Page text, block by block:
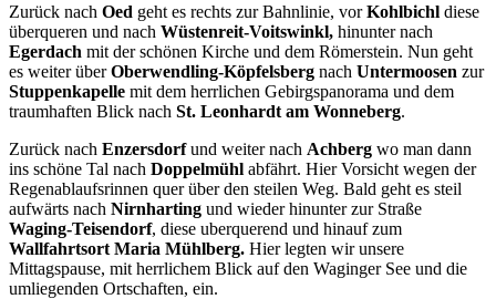
Zurück nach Oed geht es rechts zur Bahnlinie, vorKohlbichl diese
überqueren und nach Wüstenreit-Voitswinkl, hinunter nach
Egerdach mit der schönen Kirche und dem Römerstein. Nun geht
es weiter überOberwendling-Köpfelsberg nach Untermoosen zur
Stuppenkapelle mit dem herrlichen Gebirgspanorama und dem
traumhaften Blick nach St. Leonhardt am Wonneberg.
Zurück nach Enzersdorfund weiter nach Achberg wo man dann
ins schöne Tal nach Doppelmühl abfährt. Hier Vorsicht wegen der
Regenablaufsrinnen quer über den steilen Weg. Bald geht es steil
aufwärts nach Nirnharting und wieder hinunter zur Straße
Waging-Teisendorf, diese uberquerend und hinauf zum
Wallfahrtsort Maria Mühlberg. Hier legten wir unsere
Mittagspause, mit herrlichem Blick auf den Waginger See und die
umliegenden Ortschaften, ein.